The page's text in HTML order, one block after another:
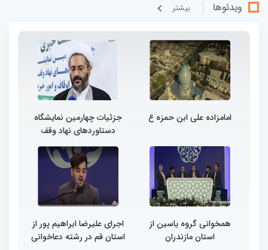
ویدئوها بيشتر
امامزاده علی ابن حمزه ع
جزئیات چهارمین نمایشگاه
دستاوردهای نهاد وقف
همخوانی گروه یاسین از
استان مازندران
اجرای علیرضا ابراهیم پور از
استان قم در رشته دعاخوانی